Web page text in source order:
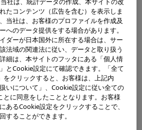
たコンテンツ（広告を含む）を表示しま
当社は、お客様のプロファイルを作成及
へのデータ提供をする場合があります。
ダーが日本国外に所在する場合は、サー
法域の関連法に従い、データと取り扱う
細は、本サイトのフッタにある「個人情
とCookie設定にて確認できます。「全て
をクリックすると、お客様は、上記内
いについて」、Cookie設定に従い全ての
とに同意をしたこととなります。お客様
あるCookie設定をクリックすることで、
することができます。